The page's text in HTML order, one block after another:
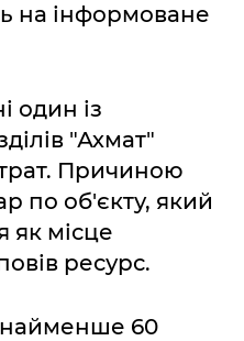
на інформоване
один із
"Ахмат"
Причиною
по об'єкту, який
як місце
ресурс.
60